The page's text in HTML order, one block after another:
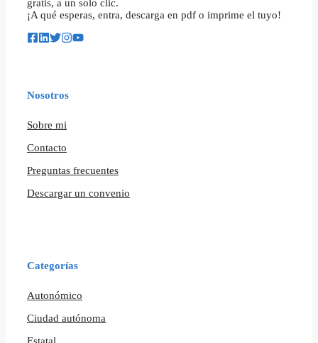
gratis, a un solo clic.
¡A qué esperas, entra, descarga en pdf o imprime el tuyo!
Nosotros
Sobre mi
Contacto
Preguntas frecuentes
Descargar un convenio
Categorías
Autonómico
Ciudad autónoma